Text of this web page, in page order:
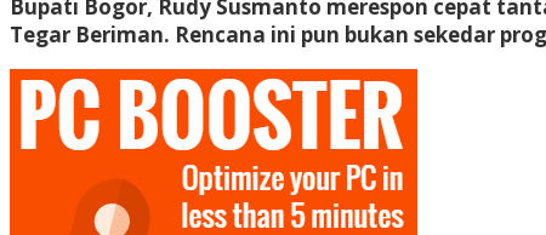
Bupati Bogor, Rudy Susmanto merespon cepat
Tegar Beriman. Rencana ini pun bukan sekedar